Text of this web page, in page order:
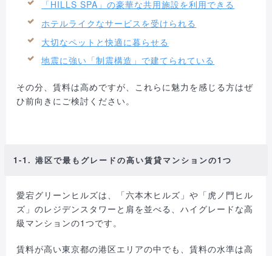
「HILLS SPA」の豪華な共用施設を利用できる
ホテルライクなサービスを受けられる
大切なペットと快適に暮らせる
地震に強い「制震構造」で建てられている
その分、賃料は高めですが、これらに魅力を感じる方はぜ
ひ前向きにご検討ください。
1-1. 港区で最もグレードの高い賃貸マンションの1つ
愛宕グリーンヒルズは、「六本木ヒルズ」や「虎ノ門ヒル
ズ」のレジデンスタワーと肩を並べる、ハイグレードな高
級マンションの1つです。
賃料が高い東京都の港区エリアの中でも、賃料の水準は高